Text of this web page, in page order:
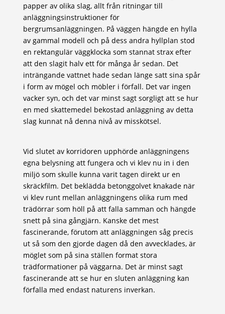
papper av olika slag, allt från ritningar till
anläggningsinstruktioner för
bergrumsanläggningen. På väggen hängde en hylla
av gammal modell och på dess andra hyllplan stod
en rektangulär väggklocka som stannat strax efter
att den slagit halv ett för många år sedan. Det
inträngande vattnet hade sedan länge satt sina spår
i form av mögel och möbler i förfall. Det var ingen
vacker syn, och det var minst sagt sorgligt att se hur
en med skattemedel bekostad anläggning av detta
slag kunnat nå denna nivå av misskötsel.
Vid slutet av korridoren upphörde anläggningens
egna belysning att fungera och vi klev nu in i den
miljö som skulle kunna varit tagen direkt ur en
skräckfilm. Det beklädda betonggolvet knakade när
vi klev runt mellan anläggningens olika rum med
trädörrar som höll på att falla samman och hängde
snett på sina gångjärn. Kanske det mest
fascinerande, förutom att anläggningen såg precis
ut så som den gjorde dagen då den avvecklades, är
möglet som på sina ställen format stora
trädformationer på väggarna. Det är minst sagt
fascinerande att se hur en sluten anläggning kan
förfalla med endast naturens inverkan.